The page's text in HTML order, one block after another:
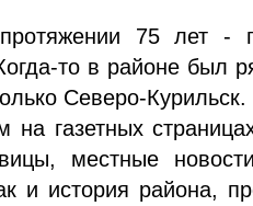
75 лет -
то в районе был
Северо-
на газетных
местные
и история района,